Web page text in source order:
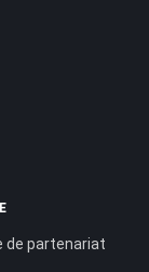
de partenariat